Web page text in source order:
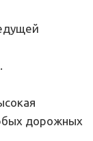
дорожных